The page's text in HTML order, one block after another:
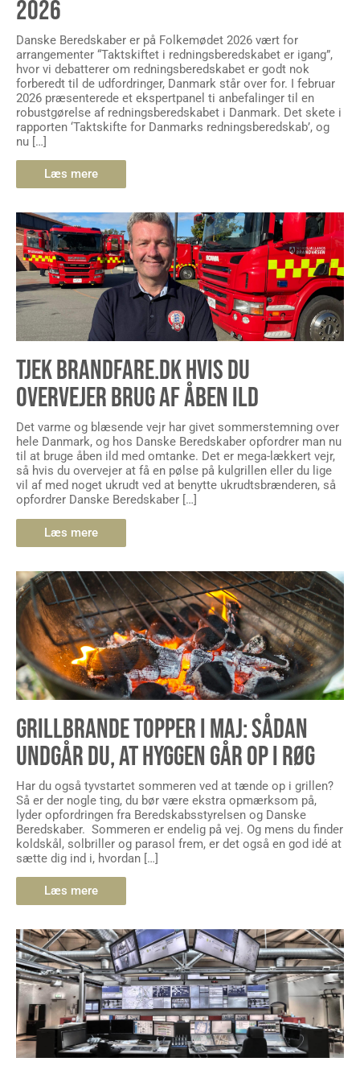
2026
Danske Beredskaber er på Folkemødet 2026 vært for
arrangementer “Taktskiftet i redningsberedskabet er igang”,
hvor vi debatterer om redningsberedskabet er godt nok
forberedt til de udfordringer, Danmark står over for. I februar
2026 præsenterede et ekspertpanel ti anbefalinger til en
robustgørelse af redningsberedskabet i Danmark. Det skete i
rapporten ‘Taktskifte for Danmarks redningsberedskab’, og
nu […]
Læs mere
TJEK BRANDFARE.DK HVIS DU
OVERVEJER BRUG AF ÅBEN ILD
Det varme og blæsende vejr har givet sommerstemning over
hele Danmark, og hos Danske Beredskaber opfordrer man nu
til at bruge åben ild med omtanke. Det er mega-lækkert vejr,
så hvis du overvejer at få en pølse på kulgrillen eller du lige
vil af med noget ukrudt ved at benytte ukrudtsbrænderen, så
opfordrer Danske Beredskaber […]
Læs mere
GRILLBRANDE TOPPER I MAJ: SÅDAN
UNDGÅR DU, AT HYGGEN GÅR OP I RØG
Har du også tyvstartet sommeren ved at tænde op i grillen?
Så er der nogle ting, du bør være ekstra opmærksom på,
lyder opfordringen fra Beredskabsstyrelsen og Danske
Beredskaber. Sommeren er endelig på vej. Og mens du finder
koldskål, solbriller og parasol frem, er det også en god idé at
sætte dig ind i, hvordan […]
Læs mere